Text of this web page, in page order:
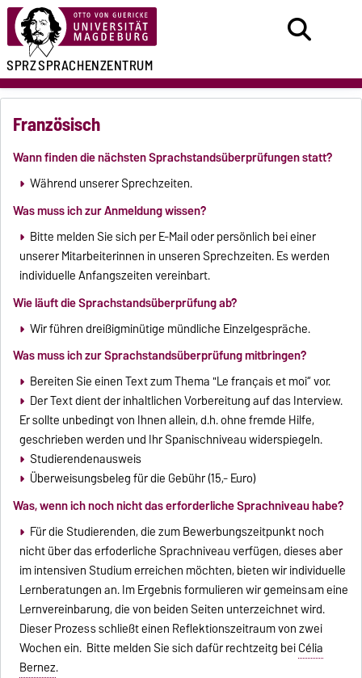
SPRZSPRACHENZENTRUM
Französisch
Wann finden die nächsten Sprachstandsüberprüfungen statt?
Während unserer Sprechzeiten.
Was muss ich zur Anmeldung wissen?
Bitte melden Sie sich per E-Mail oder persönlich bei einer
unserer Mitarbeiterinnen in unseren Sprechzeiten. Es werden
individuelle Anfangszeiten vereinbart.
Wie läuft die Sprachstandsüberprüfung ab?
Wir führen dreißigminütige mündliche Einzelgespräche.
Was muss ich zur Sprachstandsüberprüfung mitbringen?
Bereiten Sie einen Text zum Thema "Le français et moi“ vor.
Der Text dient der inhaltlichen Vorbereitung auf das Interview.
Er sollte unbedingt von Ihnen allein, d.h. ohne fremde Hilfe,
geschrieben werden und Ihr Spanischniveau widerspiegeln.
Studierendenausweis
Überweisungsbeleg für die Gebühr (15,- Euro)
Was, wenn ich noch nicht das erforderliche Sprachniveau habe?
Für die Studierenden, die zum Bewerbungszeitpunkt noch
nicht über das erfoderliche Sprachniveau verfügen, dieses aber
im intensiven Studium erreichen möchten, bieten wir individuelle
Lernberatungen an. Im Ergebnis formulieren wir gemeinsam eine
Lernvereinbarung, die von beiden Seiten unterzeichnet wird.
Dieser Prozess schließt einen Reflektionszeitraum von zwei
Wochen ein. Bitte melden Sie sich dafür rechtzeitg beiCélia
Bernez.